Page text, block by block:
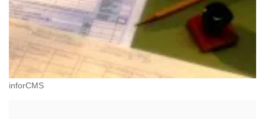
inforCMS